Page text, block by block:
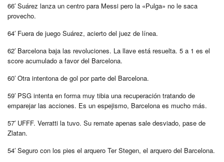
66′ Suárez lanza un centro para Messi pero la «Pulga» no le saca
provecho.
64′ Fuera de juego Suárez, acierto del juez de línea.
62′ Barcelona baja las revoluciones. La llave está resuelta. 5 a 1 es el
score acumulado a favor del Barcelona.
60′ Otra intentona de gol por parte del Barcelona.
59′ PSG intenta en forma muy tibia una recuperación tratando de
emparejar las acciones. Es un espejismo, Barcelona es mucho más.
57′ UFFF. Verratti la tuvo. Su remate apenas sale desviado, pase de
Zlatan.
54′ Seguro con los pies el arquero Ter Stegen, el arquero del Barcelona.